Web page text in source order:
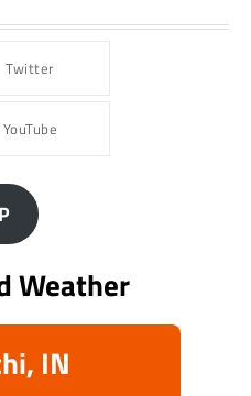
Twitter
YouTube
Weather
IN